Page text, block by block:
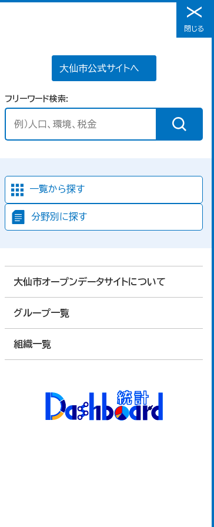
メニュー
大仙市公式サイトへ
フリーワード検索
一覧から探す
分野別に探す
大仙市オープンデータサイトについて
グループ一覧
組織一覧
閉じる
販売額（小売業）」のデータを参照
のデータを参照しています。
しています。
経営事業所の合計）。 大仙市の統